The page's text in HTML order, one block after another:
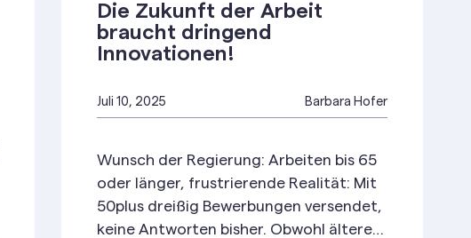
Die Zukunft der Arbeit
braucht dringend
Innovationen!
Juli 10, 2025 Barbara Hofer
Wunsch der Regierung: Arbeiten bis 65
oder länger, frustrierende Realität: Mit
50plus dreißig Bewerbungen versendet,
keine Antworten bisher. Obwohl ältere